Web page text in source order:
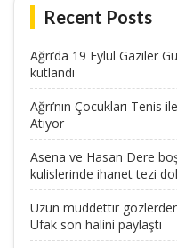
Recent Posts
Ağrı’da 19 Eylül Gaziler
kutlandı
Ağrı’nın Çocukları Tenis
Atıyor
Asena ve Hasan Dere
kulislerinde ihanet tezi
Uzun müddettir
Ufak son halini paylaştı